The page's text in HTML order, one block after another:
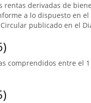
derivadas de
a lo dispuesto en el
publicado en el
comprendidos entre el